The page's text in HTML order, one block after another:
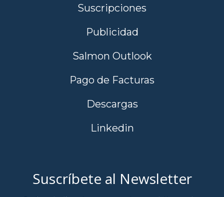
Suscripciones
Publicidad
Salmon Outlook
Pago de Facturas
Descargas
Linkedin
Suscríbete al Newsletter